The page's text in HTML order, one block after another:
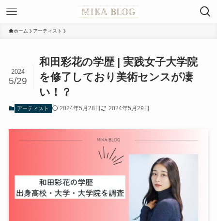
ホーム アーティスト
和田彩花の学歴 | 実践女子大学院
を修了しており美術センスが凄
い！？
2024
5/29
アーティスト 2024年5月28日 2024年5月29日